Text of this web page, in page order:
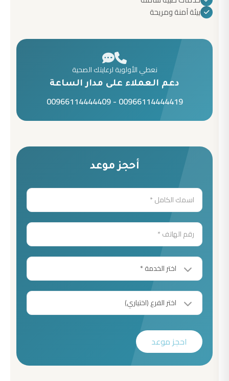
بيئة آمنة ومريحة
نعطي الأولوية لرعايتك الصحية
دعم العملاء على مدار الساعة
00966114444419
-
00966114444409
أحجز موعد
احجز موعد